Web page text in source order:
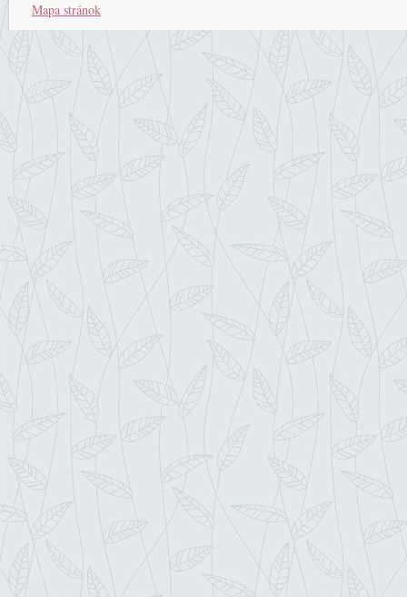
Mapa stránok